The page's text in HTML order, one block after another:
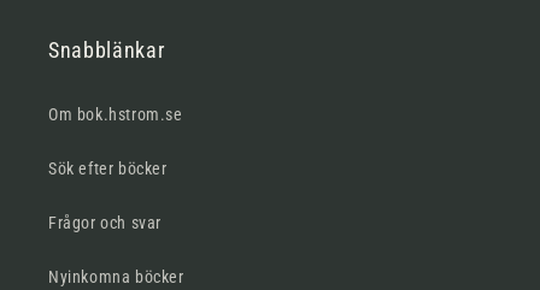
Snabblänkar
Om bok.hstrom.se
Sök efter böcker
Frågor och svar
Nyinkomna böcker